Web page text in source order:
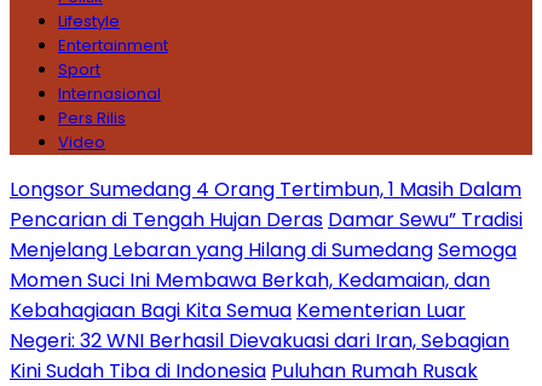
Lifestyle
Entertainment
Sport
Internasional
Pers Rilis
Video
Longsor Sumedang 4 Orang Tertimbun, 1 Masih Dalam
Pencarian di Tengah Hujan Deras Damar Sewu” Tradisi
Menjelang Lebaran yang Hilang di SumedangSemoga
Momen Suci Ini Membawa Berkah, Kedamaian, dan
Kebahagiaan Bagi Kita Semua Kementerian Luar
Negeri: 32 WNI Berhasil Dievakuasi dari Iran, Sebagian
Kini Sudah Tiba di Indonesia Puluhan Rumah Rusak